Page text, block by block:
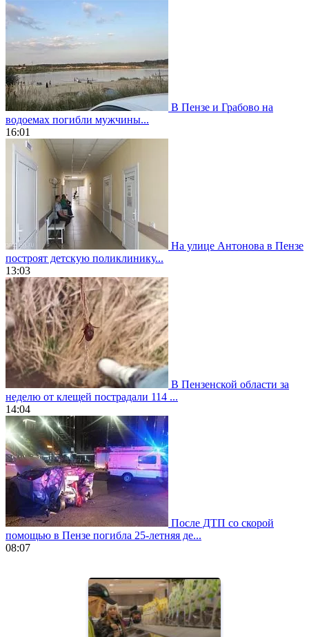
В Пензе и Грабово на
водоемах погибли мужчины...
16:01
На улице Антонова в Пензе
построят детскую поликлинику...
13:03
В Пензенской области за
неделю от клещей пострадали 114 ...
14:04
После ДТП со скорой
помощью в Пензе погибла 25-летняя де...
08:07